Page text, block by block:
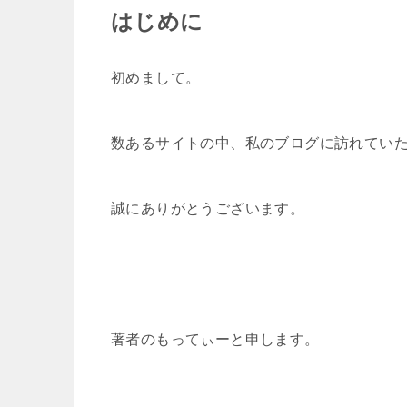
はじめに
初めまして。
数あるサイトの中、私のブログに訪れてい
誠にありがとうございます。
著者のもってぃーと申します。